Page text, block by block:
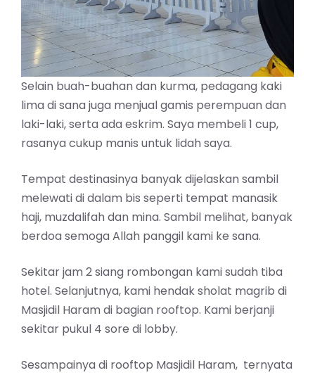
Selain buah-buahan dan kurma, pedagang kaki
lima di sana juga menjual gamis perempuan dan
laki-laki, serta ada eskrim. Saya membeli 1 cup,
rasanya cukup manis untuk lidah saya.
Tempat destinasinya banyak dijelaskan sambil
melewati di dalam bis seperti tempat manasik
haji, muzdalifah dan mina. Sambil melihat, banyak
berdoa semoga Allah panggil kami ke sana.
Sekitar jam 2 siang rombongan kami sudah tiba
hotel. Selanjutnya, kami hendak sholat magrib di
Masjidil Haram di bagian rooftop. Kami berjanji
sekitar pukul 4 sore di lobby.
Sesampainya di rooftop Masjidil Haram, ternyata